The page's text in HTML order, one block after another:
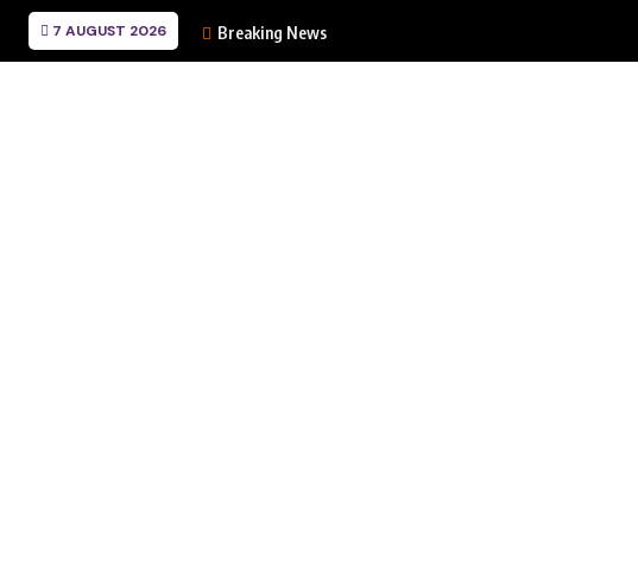
7 AUGUST 2026 Breaking News